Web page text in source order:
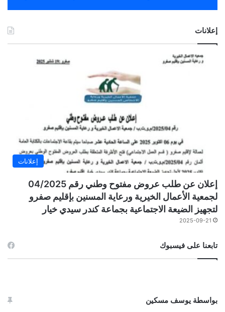
إعلانات
إعلانات
إعلان عن طلب عروض مفتوح وطني رقم 04/2025
لجمعية الأعمال الخيرية ورعاية المسنين بإقليم صفرو
لتجهيز الضيعة الاجتماعية بجماعة كندر سيدي خيار
2025-09-21
تابعنا على فيسبوك
بواسطة يوسف مسكين